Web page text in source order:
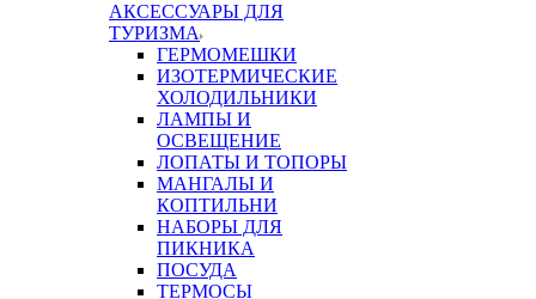
АКСЕССУАРЫ ДЛЯ
ТУРИЗМА
ГЕРМОМЕШКИ
ИЗОТЕРМИЧЕСКИЕ
ХОЛОДИЛЬНИКИ
ЛАМПЫ И
ОСВЕЩЕНИЕ
ЛОПАТЫ И ТОПОРЫ
МАНГАЛЫ И
КОПТИЛЬНИ
НАБОРЫ ДЛЯ
ПИКНИКА
ПОСУДА
ТЕРМОСЫ